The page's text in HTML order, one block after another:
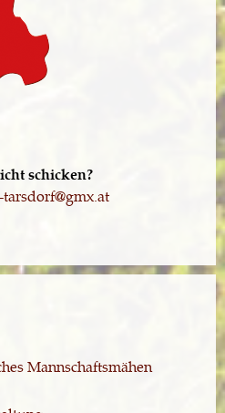
schicken?
Mannschaftsmähen